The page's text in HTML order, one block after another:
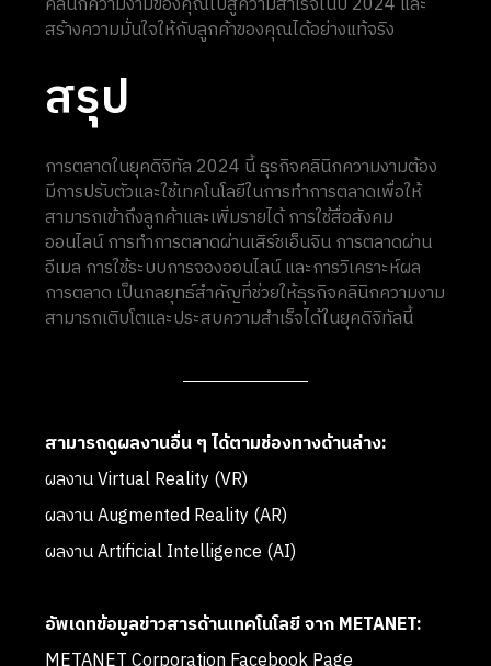
สร้างความมั่นใจให้กับลูกค้าของคุณได้อย่างแท้จริง
สรุป
การตลาดในยุคดิจิทัล 2024 นี้ ธุรกิจคลินิกความงามต้อง
มีการปรับตัวและใช้เทคโนโลยีในการทำการตลาดเพื่อให้
สามารถเข้าถึงลูกค้าและเพิ่มรายได้ การใช้สื่อสังคม
ออนไลน์ การทำการตลาดผ่านเสิร์ชเอ็นจิน การตลาดผ่าน
อีเมล การใช้ระบบการจองออนไลน์ และการวิเคราะห์ผล
การตลาด เป็นกลยุทธ์สำคัญที่ช่วยให้ธุรกิจคลินิกความงาม
สามารถเติบโตและประสบความสำเร็จได้ในยุคดิจิทัลนี้
สามารถดูผลงานอื่น ๆ ได้ตามช่องทางด้านล่าง:
ผลงาน Virtual Reality (VR)
ผลงาน Augmented Reality (AR)
ผลงาน Artificial Intelligence (AI)
อัพเดทข้อมูลข่าวสารด้านเทคโนโลยี จาก METANET: